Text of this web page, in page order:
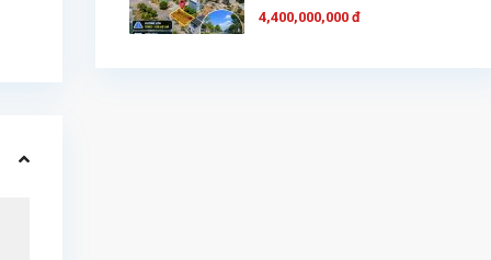
4,400,000,000 đ